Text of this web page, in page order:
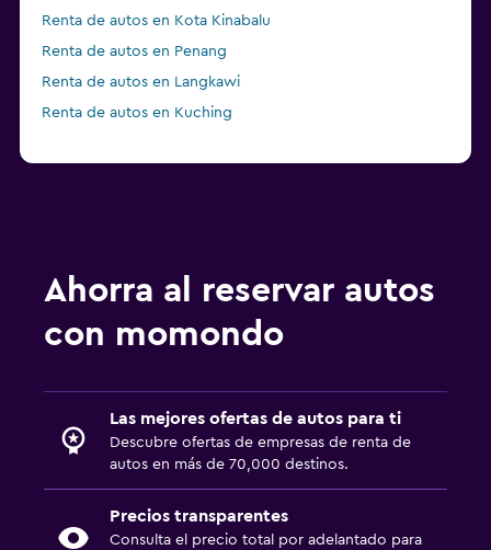
Renta de autos en Kota Kinabalu
Renta de autos en Penang
Renta de autos en Langkawi
Renta de autos en Kuching
Ahorra al reservar autos
con momondo
Las mejores ofertas de autos para ti
Descubre ofertas de empresas de renta de
autos en más de 70,000 destinos.
Precios transparentes
Consulta el precio total por adelantado para